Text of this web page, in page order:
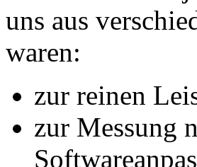
uns aus
waren:
zur reinen
zur Messung